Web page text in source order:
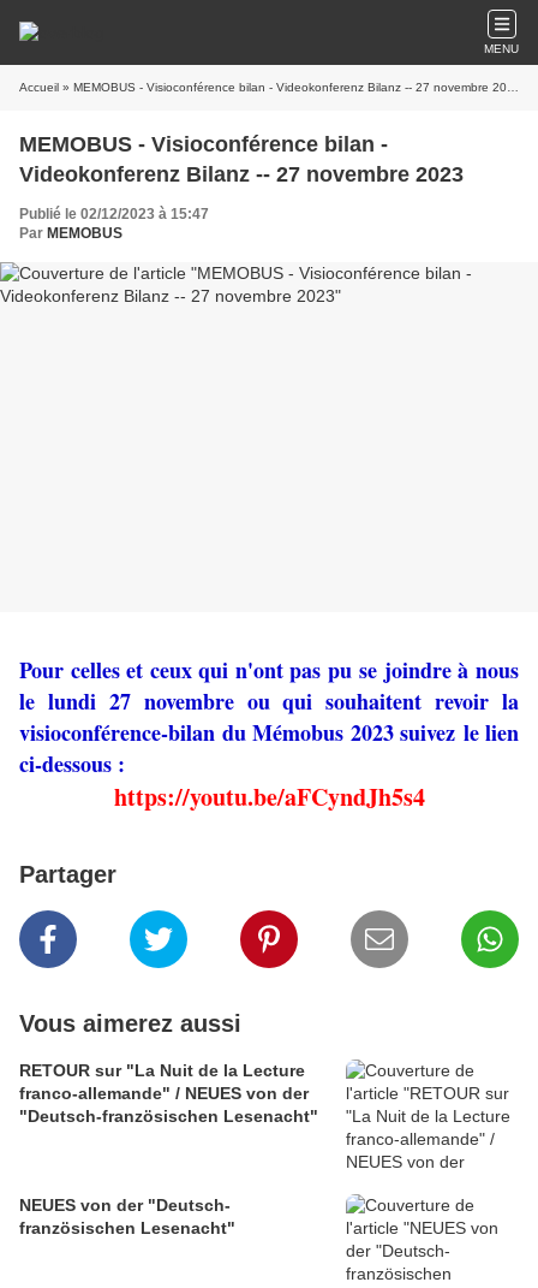
MENU
Accueil » MEMOBUS - Visioconférence bilan - Videokonferenz Bilanz -- 27 novembre 2023
MEMOBUS - Visioconférence bilan -
Videokonferenz Bilanz -- 27 novembre 2023
Publié le 02/12/2023 à 15:47
Par MEMOBUS
Pour celles et ceux qui n'ont pas pu se joindre à nous
le lundi 27 novembre ou qui souhaitent revoir la
visioconférence-bilan du Mémobus 2023 suivez le lien
ci-dessous :
https://youtu.be/aFCyndJh5s4
Partager
Vous aimerez aussi
RETOUR sur "La Nuit de la Lecture
franco-allemande" / NEUES von der
"Deutsch-französischen Lesenacht"
NEUES von der "Deutsch-
französischen Lesenacht"